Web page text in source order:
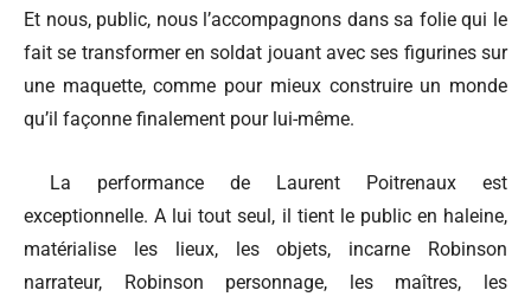
Et nous, public, nous l’accompagnons dans sa folie qui le
fait se transformer en soldat jouant avec ses figurines sur
une maquette, comme pour mieux construire un monde
qu’il façonne finalement pour lui-même.
La performance de Laurent Poitrenaux est
exceptionnelle. A lui tout seul, il tient le public en haleine,
matérialise les lieux, les objets, incarne Robinson
narrateur, Robinson personnage, les maîtres, les